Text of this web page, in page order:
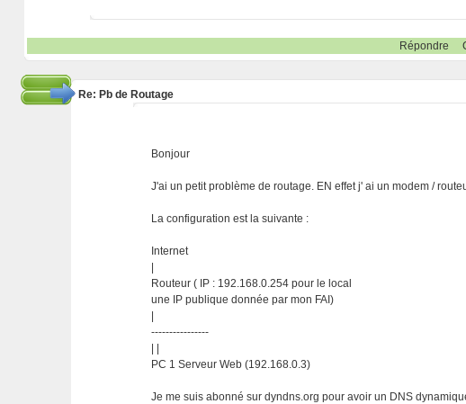
Répondre
Re: Pb de Routage
Bonjour
J'ai un petit problème de routage. EN effet j' ai un modem /
La configuration est la suivante :
Internet
Routeur ( IP : 192.168.0.254 pour le local
une IP publique donnée par mon FAI)
----------------
PC 1 Serveur Web (192.168.0.3)
Je me suis abonné sur dyndns.org pour avoir un DNS